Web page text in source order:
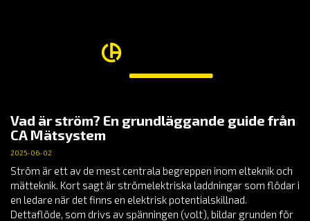
Vad är ström? En grundläggande guide från
CA Mätsystem
2025-06-02
Ström är ett av de mest centrala begreppen inom elteknik och
mätteknik. Kort sagt är strömelektriska laddningar som flödar i
en ledare när det finns en elektrisk potentialskillnad.
Dettaflöde, som drivs av spänningen (volt), bildar grunden för